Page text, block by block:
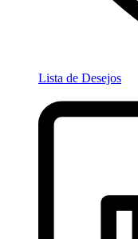
Lista de Desejos